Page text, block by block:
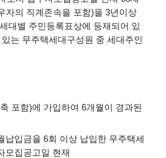
자의 직계존속을 포함)을 3년이상
대별 주민등록표상에 등재되어 있
는 무주택세대구성원 중 세대주인
포함)에 가입하여 6개월이 경과된
납입금을 6회 이상 납입한 무주택세
모집공고일 현재